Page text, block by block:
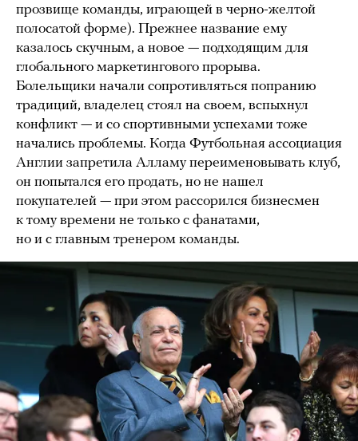
прозвище команды, играющей в черно-желтой
полосатой форме). Прежнее название ему
казалось скучным, а новое — подходящим для
глобального маркетингового прорыва.
Болельщики начали сопротивляться попранию
традиций, владелец стоял на своем, вспыхнул
конфликт — и со спортивными успехами тоже
начались проблемы. Когда Футбольная ассоциация
Англии запретила Алламу переименовывать клуб,
он попытался его продать, но не нашел
покупателей — при этом рассорился бизнесмен
к тому времени не только с фанатами,
но и с главным тренером команды.